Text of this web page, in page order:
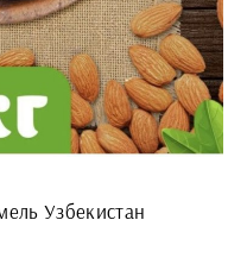
Узбекистан